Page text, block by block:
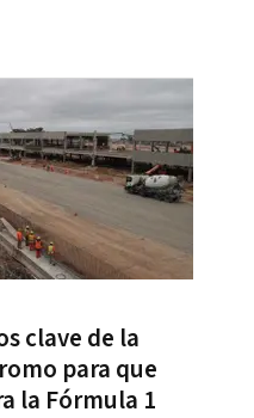
clave de la
para que
la Fórmula 1